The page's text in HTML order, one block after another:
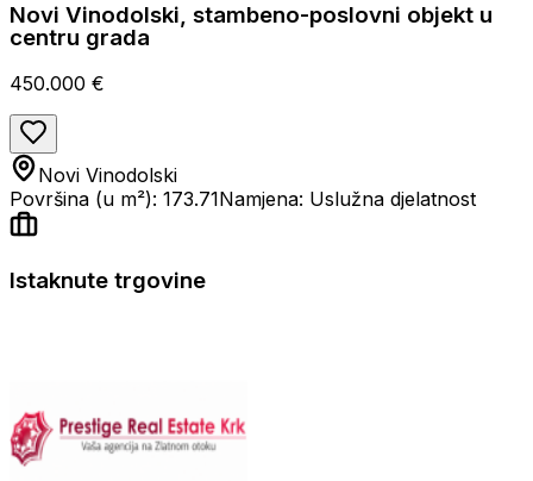
Novi Vinodolski, stambeno-poslovni objekt u
centru grada
450.000 €
Novi Vinodolski
Površina (u m²): 173.71Namjena: Uslužna djelatnost
Istaknute trgovine